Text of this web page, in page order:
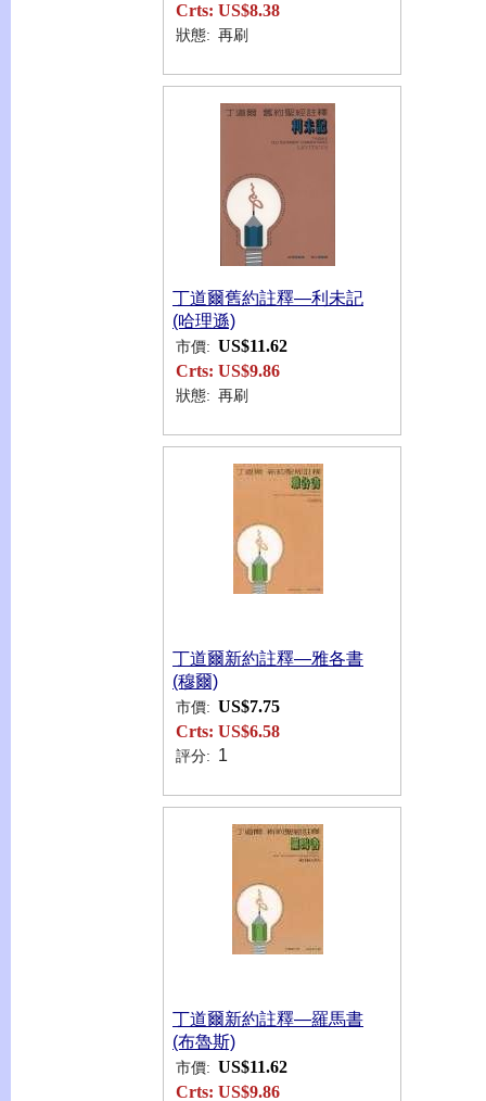
Crts: US$8.38
狀態: 再刷
丁道爾舊約註釋—利未記
(哈理遜)
市價: US$11.62
Crts: US$9.86
狀態: 再刷
丁道爾新約註釋—雅各書
(穆爾)
市價: US$7.75
Crts: US$6.58
評分: 1
丁道爾新約註釋—羅馬書
(布魯斯)
市價: US$11.62
Crts: US$9.86